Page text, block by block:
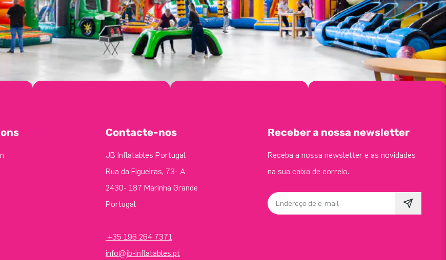
Contacte-nos
JB Inflatables Portugal
Rua da Figueiras, 73- A
2430- 187 Marinha Grande
Portugal
+35 196 264 7371
info@jb-inflatables.pt
Receber a nossa newsletter
Receba a nossa newsletter e as novidades
na sua caixa de correio.
Endereço de e-mail